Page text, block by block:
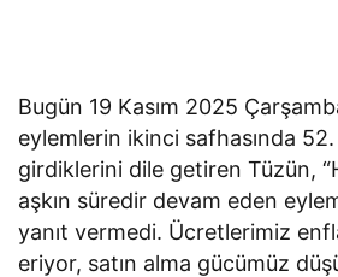
Bugün 19 Kasım 2025
eylemlerin ikinci safhasında
girdiklerini dile getiren Tüzün,
aşkın süredir devam eden
yanıt vermedi. Ücretlerimiz
eriyor, satın alma gücümüz